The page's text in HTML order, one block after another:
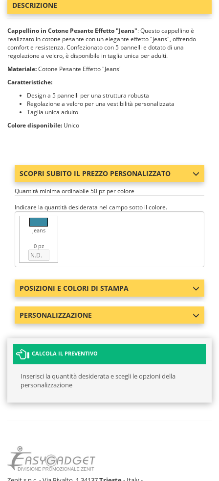
DESCRIZIONE
Cappellino in Cotone Pesante Effetto "Jeans": Questo cappellino è
realizzato in cotone pesante con un elegante effetto "jeans", offrendo
comfort e resistenza. Confezionato con 5 pannelli e dotato di una
regolazione a velcro, è disponibile in taglia unica per adulti.
Materiale:Cotone Pesante Effetto "Jeans"
Caratteristiche:
Design a 5 pannelli per una struttura robusta
Regolazione a velcro per una vestibilità personalizzata
Taglia unica adulto
Colore disponibile: Unico
SCOPRI SUBITO IL PREZZO PERSONALIZZATO
Quantità minima ordinabile 50 pz per colore
Indicare la quantità desiderata nel campo sotto il colore.
Jeans
0 pz
POSIZIONI E COLORI DI STAMPA
PERSONALIZZAZIONE
CALCOLA IL PREVENTIVO
Inserisci la quantità desiderata e scegli le opzioni della
personalizzazione